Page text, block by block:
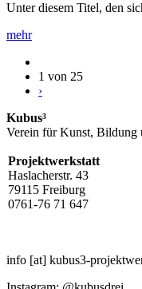
Unter diesem Titel, den
mehr
1 von 25
›
Kubus³
Verein für Kunst, Bildung
Projektwerkstatt
Haslacherstr. 43
79115 Freiburg
0761-76 71 647
info [at] kubus3-